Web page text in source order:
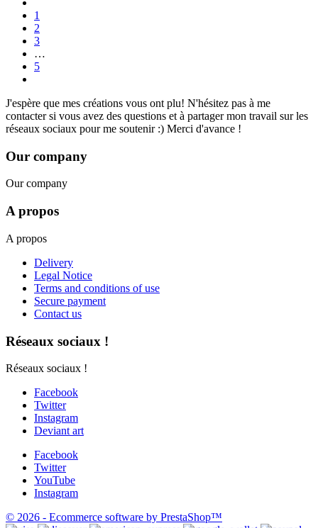
1
2
3
…
5
J'espère que mes créations vous ont plu! N'hésitez pas à me
contacter si vous avez des questions et à partager mon travail sur les
réseaux sociaux pour me soutenir :) Merci d'avance !
Our company
Our company
A propos
A propos
Delivery
Legal Notice
Terms and conditions of use
Secure payment
Contact us
Réseaux sociaux !
Réseaux sociaux !
Facebook
Twitter
Instagram
Deviant art
Facebook
Twitter
YouTube
Instagram
© 2026 - Ecommerce software by PrestaShop™